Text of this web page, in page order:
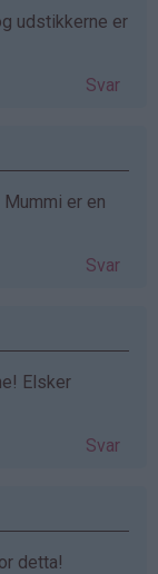
udstikkerne er
Svar
er en
Svar
Elsker
Svar
detta!